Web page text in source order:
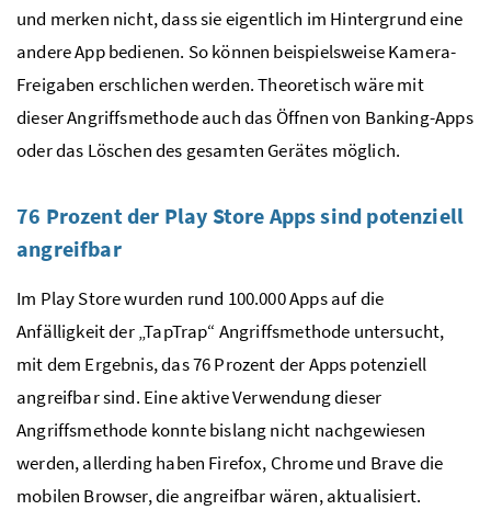
und merken nicht, dass sie eigentlich im Hintergrund eine
andere App bedienen. So können beispielsweise Kamera-
Freigaben erschlichen werden. Theoretisch wäre mit
dieser Angriffsmethode auch das Öffnen von Banking-Apps
oder das Löschen des gesamten Gerätes möglich.
76 Prozent der Play Store Apps sind potenziell
angreifbar
Im Play Store wurden rund 100.000 Apps auf die
Anfälligkeit der „TapTrap“ Angriffsmethode untersucht,
mit dem Ergebnis, das 76 Prozent der Apps potenziell
angreifbar sind. Eine aktive Verwendung dieser
Angriffsmethode konnte bislang nicht nachgewiesen
werden, allerding haben Firefox, Chrome und Brave die
mobilen Browser, die angreifbar wären, aktualisiert.